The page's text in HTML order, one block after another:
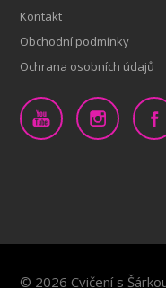
Kontakt
Obchodní podmínky
Ochrana osobních údajů
© 2026 Cvičení s